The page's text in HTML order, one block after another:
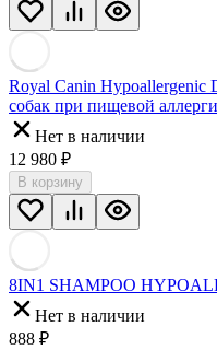
Royal Canin Hypoallergenic
собак при пищевой
Нет в наличии
12 980 ₽
В корзину
8IN1 SHAMPOO
Нет в наличии
888 ₽